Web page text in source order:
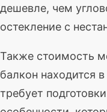
дешевле, чем
остекление с
Также стоимость
балкон находится
требует